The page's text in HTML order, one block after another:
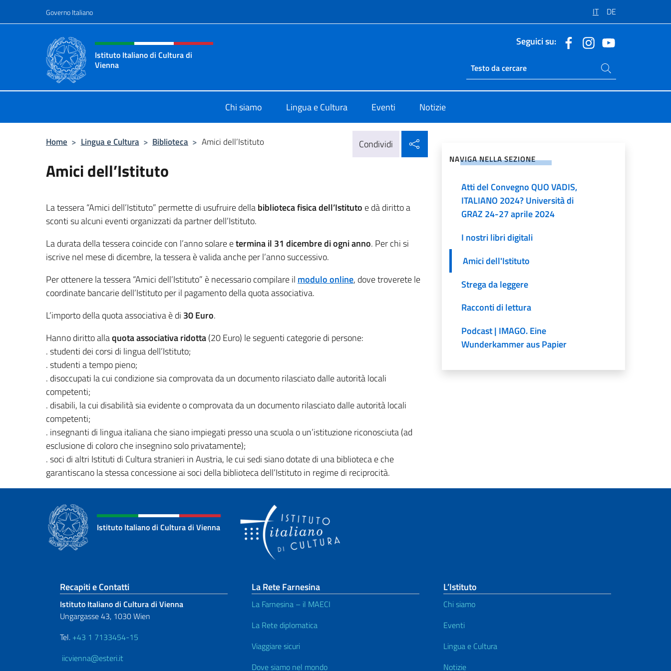
Governo Italiano IT DE
Intestazione sito, social e menù
Istituto Italiano di Cultura di
Vienna
Seguici su:
Ricerca sito live
Cerca nel sito
Chi siamo Lingua e Cultura Eventi Notizie
Home > Lingua e Cultura > Biblioteca > Amici dell’Istituto Condividi
Amici dell’Istituto
La tessera “Amici dell’Istituto” permette di usufruire dellabiblioteca fisica dell’Istituto e dà diritto a
sconti su alcuni eventi organizzati da partner dell’Istituto.
La durata della tessera coincide con l’anno solare etermina il 31 dicembre di ogni anno. Per chi si
iscrive nel mese di dicembre, la tessera è valida anche per l’anno successivo.
Per ottenere la tessera “Amici dell’Istituto” è necessario compilare il modulo online, dove troverete le
coordinate bancarie dell’Istituto per il pagamento della quota associativa.
L’importo della quota associativa è di 30 Euro.
Hanno diritto allaquota associativa ridotta(20 Euro) le seguenti categorie di persone:
. studenti dei corsi di lingua dell’Istituto;
. studenti a tempo pieno;
. disoccupati la cui condizione sia comprovata da un documento rilasciato dalle autorità locali
competenti;
. disabili, la cui disabilità sia evidente o comprovata da un documento rilasciato dalle autorità locali
competenti;
. insegnanti di lingua italiana che siano impiegati presso una scuola o un’istituzione riconosciuta (ad
esclusione di coloro che insegnino solo privatamente);
. soci di altri Istituti di Cultura stranieri in Austria, le cui sedi siano dotate di una biblioteca e che
garantiscano la stessa concessione ai soci della biblioteca dell’Istituto in regime di reciprocità.
NAVIGA NELLA SEZIONE
Atti del Convegno QUO VADIS,
ITALIANO 2024? Università di
GRAZ 24-27 aprile 2024
I nostri libri digitali
Amici dell'Istituto
Strega da leggere
Racconti di lettura
Podcast | IMAGO. Eine
Wunderkammer aus Papier
Istituto Italiano di Cultura di Vienna
Sezione footer
Recapiti e Contatti
Istituto Italiano di Cultura di Vienna
Ungargasse 43, 1030 Wien
Tel. +43 1 7133454-15
iicvienna@esteri.it
La Rete Farnesina
La Farnesina – il MAECI
La Rete diplomatica
Viaggiare sicuri
Dove siamo nel mondo
L’Istituto
Chi siamo
Eventi
Lingua e Cultura
Notizie